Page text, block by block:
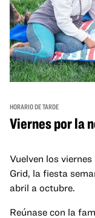
HORARIO DE TARDE
Viernes por la
Vuelven los
Grid, la fiesta
abril a octubre.
Reúnase con la